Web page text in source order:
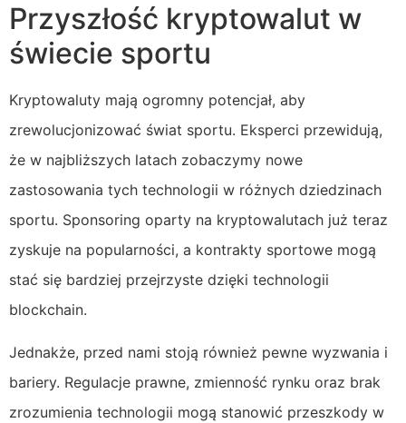
Przyszłość kryptowalut w
świecie sportu
Kryptowaluty mają ogromny potencjał, aby
zrewolucjonizować świat sportu. Eksperci przewidują,
że w najbliższych latach zobaczymy nowe
zastosowania tych technologii w różnych dziedzinach
sportu. Sponsoring oparty na kryptowalutach już teraz
zyskuje na popularności, a kontrakty sportowe mogą
stać się bardziej przejrzyste dzięki technologii
blockchain.
Jednakże, przed nami stoją również pewne wyzwania i
bariery. Regulacje prawne, zmienność rynku oraz brak
zrozumienia technologii mogą stanowić przeszkody w